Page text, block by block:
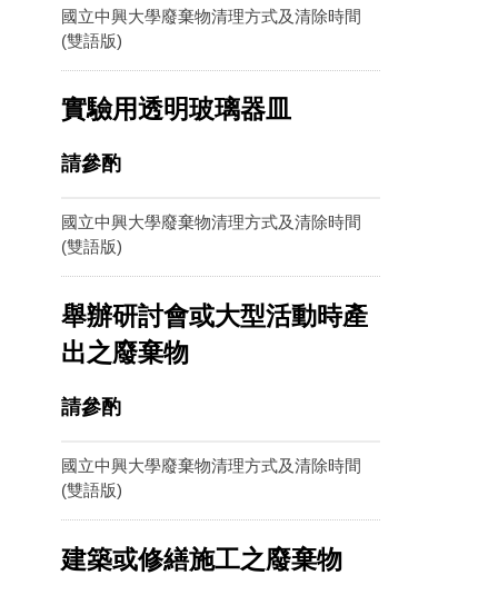
國立中興大學廢棄物清理方式及清除時間
(雙語版)
實驗用透明玻璃器皿
請參酌
國立中興大學廢棄物清理方式及清除時間
(雙語版)
舉辦研討會或大型活動時產
出之廢棄物
請參酌
國立中興大學廢棄物清理方式及清除時間
(雙語版)
建築或修繕施工之廢棄物